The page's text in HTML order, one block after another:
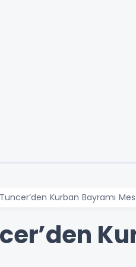
Kurban Bayramı